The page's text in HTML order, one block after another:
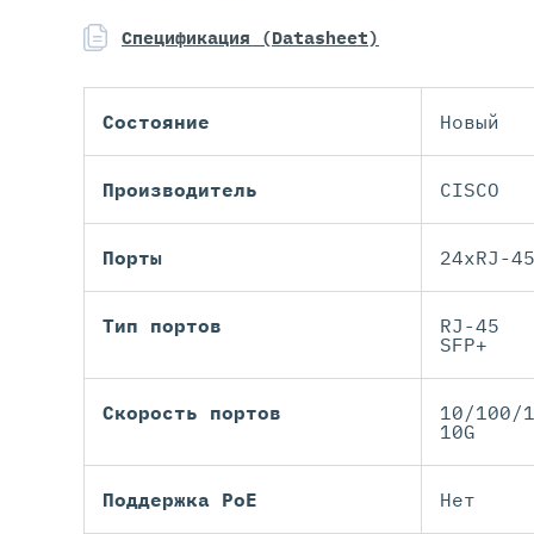
Спецификация (Datasheet)
Состояние Новый
Производитель CISCO
Порты 24xRJ-
Тип портов
RJ-45
SFP+
Скорость портов
10/100/
10G
Поддержка PoE Нет